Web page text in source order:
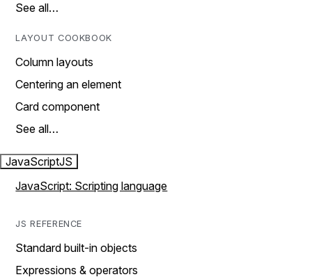
See all…
LAYOUT COOKBOOK
Column layouts
Centering an element
Card component
See all…
JavaScriptJS
JavaScript: Scripting language
JS REFERENCE
Standard built-in objects
Expressions & operators